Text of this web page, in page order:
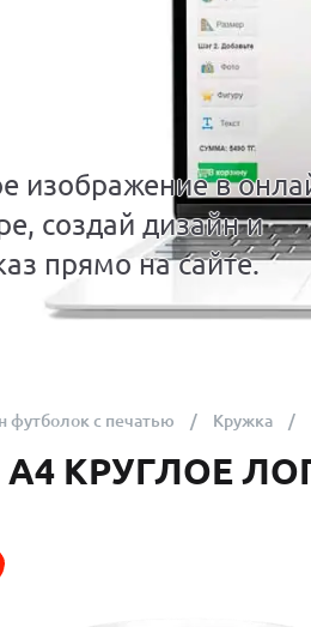
изображение в
создай дизайн и
прямо на сайте.
футболок с печатью Кружка
A4 КРУГЛОЕ